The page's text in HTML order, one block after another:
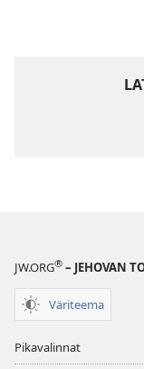
JW.ORG® – JEHOVAN
Väriteema
Pikavalinnat